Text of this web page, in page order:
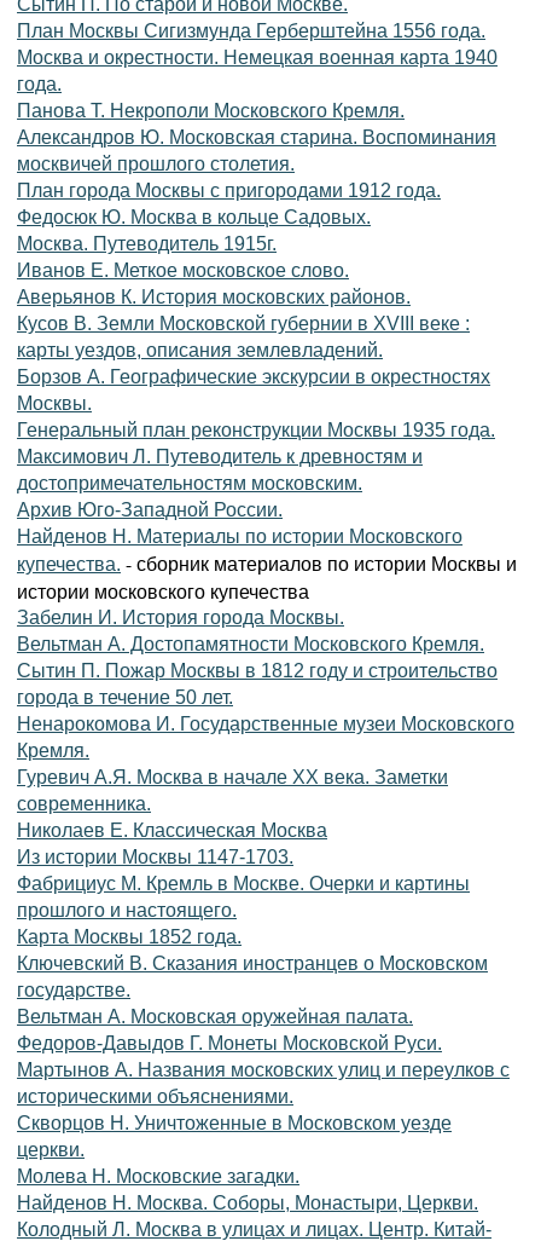
Сытин П. По старой и новой Москве.
План Москвы Сигизмунда Герберштейна 1556 года.
Москва и окрестности. Немецкая военная карта 1940
года.
Панова Т. Некрополи Московского Кремля.
Александров Ю. Московская старина. Воспоминания
москвичей прошлого столетия.
План города Москвы с пригородами 1912 года.
Федосюк Ю. Москва в кольце Садовых.
Москва. Путеводитель 1915г.
Иванов Е. Меткое московское слово.
Аверьянов К. История московских районов.
Кусов В. Земли Московской губернии в XVIII веке :
карты уездов, описания землевладений.
Борзов А. Географические экскурсии в окрестностях
Москвы.
Генеральный план реконструкции Москвы 1935 года.
Максимович Л. Путеводитель к древностям и
достопримечательностям московским.
Архив Юго-Западной России.
Найденов Н. Материалы по истории Московского
купечества. - сборник материалов по истории Москвы и
истории московского купечества
Забелин И. История города Москвы.
Вельтман А. Достопамятности Московского Кремля.
Сытин П. Пожар Москвы в 1812 году и строительство
города в течение 50 лет.
Ненарокомова И. Государственные музеи Московского
Кремля.
Гуревич А.Я. Москва в начале ХХ века. Заметки
современника.
Николаев Е. Классическая Москва
Из истории Москвы 1147-1703.
Фабрициус М. Кремль в Москве. Очерки и картины
прошлого и настоящего.
Карта Москвы 1852 года.
Ключевский В. Сказания иностранцев о Московском
государстве.
Вельтман А. Московская оружейная палата.
Федоров-Давыдов Г. Монеты Московской Руси.
Мартынов А. Названия московских улиц и переулков с
историческими объяснениями.
Скворцов Н. Уничтоженные в Московском уезде
церкви.
Молева Н. Московские загадки.
Найденов Н. Москва. Соборы, Монастыри, Церкви.
Колодный Л. Москва в улицах и лицах. Центр. Китай-